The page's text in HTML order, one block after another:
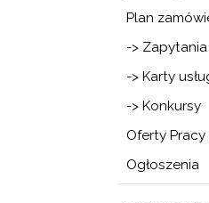
Plan
->
-> Karty
-> Konkursy
Oferty Pracy
Ogłoszenia